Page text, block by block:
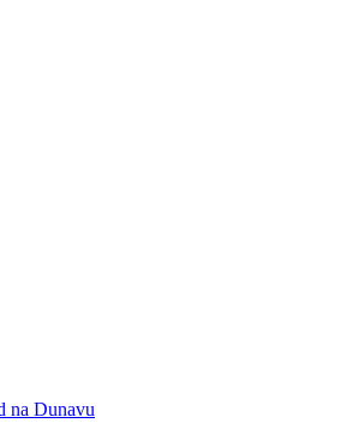
na Dunavu